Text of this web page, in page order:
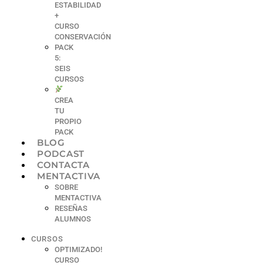
ESTABILIDAD
+
CURSO
CONSERVACIÓN
PACK
5:
SEIS
CURSOS
CREA
TU
PROPIO
PACK
BLOG
PODCAST
CONTACTA
MENTACTIVA
SOBRE
MENTACTIVA
RESEÑAS
ALUMNOS
CURSOS
OPTIMIZADO!
CURSO